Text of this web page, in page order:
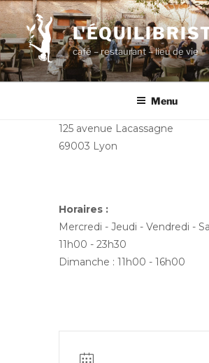
Aller
au
contenu
principal
café – restaurant – lieu de vie
Menu
125 avenue Lacassagne
69003 Lyon
Horaires :
Mercredi - Jeudi - Vendredi -
11h00 - 23h30
Dimanche : 11h00 - 16h00